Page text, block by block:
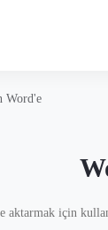
Word'e
aktarmak için